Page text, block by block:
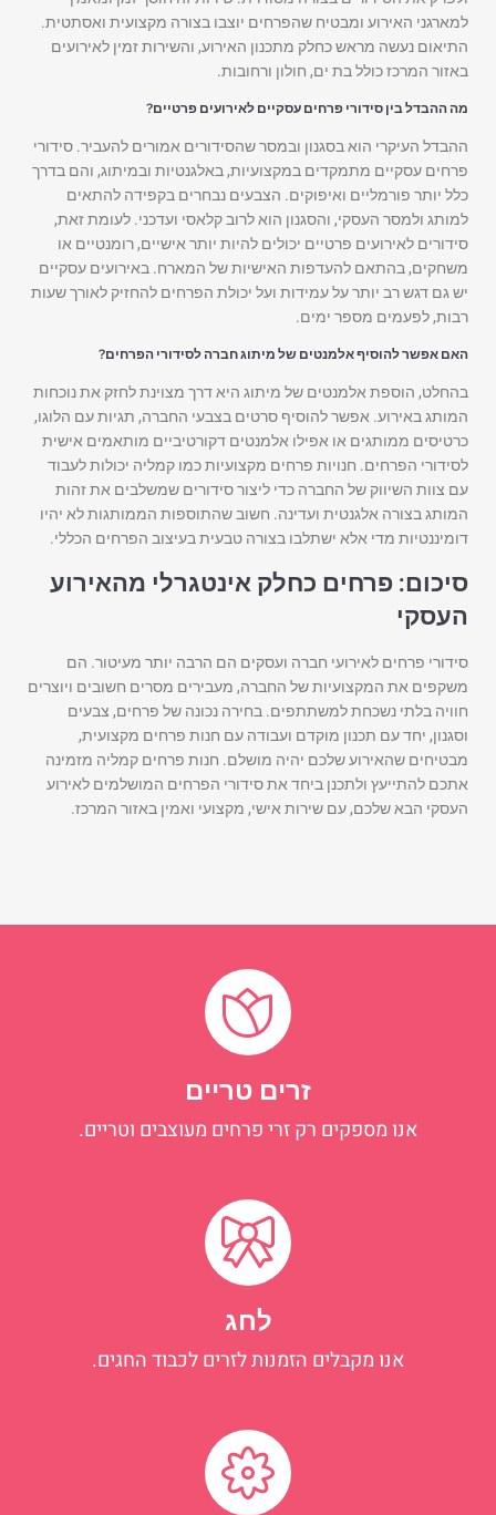
למארגני האירוע ומבטיח שהפרחים יוצבו בצורה מקצועית ואסתטית.
התיאום נעשה מראש כחלק מתכנון האירוע, והשירות זמין לאירועים
באזור המרכז כולל בת ים, חולון ורחובות.
מה ההבדל בין סידורי פרחים עסקיים לאירועים פרטיים?
ההבדל העיקרי הוא בסגנון ובמסר שהסידורים אמורים להעביר. סידורי
פרחים עסקיים מתמקדים במקצועיות, באלגנטיות ובמיתוג, והם בדרך
כלל יותר פורמליים ואיפוקים. הצבעים נבחרים בקפידה להתאים
למותג ולמסר העסקי, והסגנון הוא לרוב קלאסי ועדכני. לעומת זאת,
סידורים לאירועים פרטיים יכולים להיות יותר אישיים, רומנטיים או
משחקים, בהתאם להעדפות האישיות של המארח. באירועים עסקיים
יש גם דגש רב יותר על עמידות ועל יכולת הפרחים להחזיק לאורך שעות
רבות, לפעמים מספר ימים.
האם אפשר להוסיף אלמנטים של מיתוג חברה לסידורי הפרחים?
בהחלט, הוספת אלמנטים של מיתוג היא דרך מצוינת לחזק את נוכחות
המותג באירוע. אפשר להוסיף סרטים בצבעי החברה, תגיות עם הלוגו,
כרטיסים ממותגים או אפילו אלמנטים דקורטיביים מותאמים אישית
לסידורי הפרחים. חנויות פרחים מקצועיות כמו קמליה יכולות לעבוד
עם צוות השיווק של החברה כדי ליצור סידורים שמשלבים את זהות
המותג בצורה אלגנטית ועדינה. חשוב שהתוספות הממותגות לא יהיו
דומיננטיות מדי אלא ישתלבו בצורה טבעית בעיצוב הפרחים הכללי.
סיכום: פרחים כחלק אינטגרלי מהאירוע
העסקי
סידורי פרחים לאירועי חברה ועסקים הם הרבה יותר מעיטור. הם
משקפים את המקצועיות של החברה, מעבירים מסרים חשובים ויוצרים
חוויה בלתי נשכחת למשתתפים. בחירה נכונה של פרחים, צבעים
וסגנון, יחד עם תכנון מוקדם ועבודה עם חנות פרחים מקצועית,
מבטיחים שהאירוע שלכם יהיה מושלם. חנות פרחים קמליה מזמינה
אתכם להתייעץ ולתכנן ביחד את סידורי הפרחים המושלמים לאירוע
העסקי הבא שלכם, עם שירות אישי, מקצועי ואמין באזור המרכז.
זרים טריים
אנו מספקים רק זרי פרחים מעוצבים וטריים.
לחג
אנו מקבלים הזמנות לזרים לכבוד החגים.